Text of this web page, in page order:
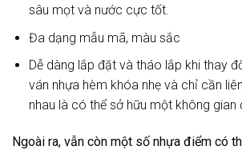
sâu mọt và nước cực tốt.
Đa dạng mẫu mã, màu sắc
Dễ dàng lắp đặt và tháo lắp khi thay
ván nhựa hèm khóa nhẹ và chỉ cần
nhau là có thể sở hữu một không gian
Ngoài ra, vẫn còn một số nhựa điểm có